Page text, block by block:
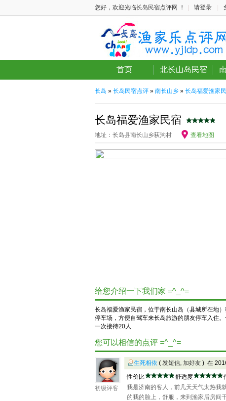
您好，欢迎光临长岛民宿点评网 ！ 请登录
首页 北长山岛民宿
长岛 » 长岛民宿点评 » 南长山乡 » 长岛福爱渔家
长岛福爱渔家民宿
地址：长岛县南长山乡荻沟村 查看地图
给您介绍一下我们家 =^_^=
长岛福爱渔家民宿，位于南长山岛（县城所在地）
停车场，方便自驾车来长岛旅游的朋友停车入住。
一次接待20人
您可以相信的点评 =^_^=
初级评客
生死相依 ( 发短信, 加好友 ) 在
性价比
舒适度
我是济南的客人，前几天天气太热我
的我的脸上，舒服，来到渔家后房间